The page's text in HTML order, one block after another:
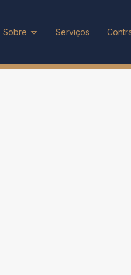
Sobre Serviços